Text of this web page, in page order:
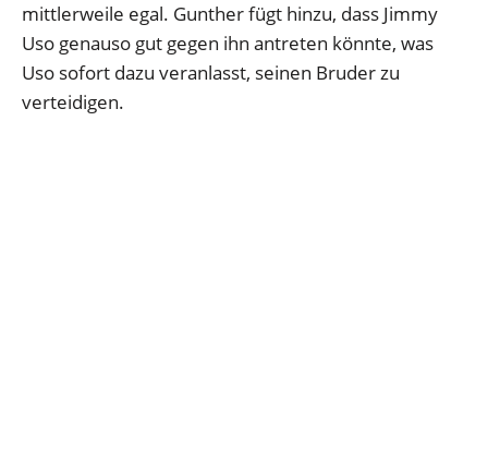
mittlerweile egal. Gunther fügt hinzu, dass Jimmy
Uso genauso gut gegen ihn antreten könnte, was
Uso sofort dazu veranlasst, seinen Bruder zu
verteidigen.